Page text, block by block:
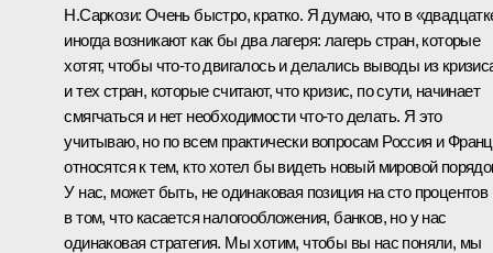
Н.Саркози: Очень быстро, кратко. Я думаю, что в
иногда возникают как бы два лагеря: лагерь стран, которые
хотят, чтобы что‑то двигалось и делались выводы из
и тех стран, которые считают, что кризис, по сути, начинает
смягчаться и нет необходимости что‑то делать. Я это
учитываю, но по всем практически вопросам Россия и
относятся к тем, кто хотел бы видеть новый мировой
У нас, может быть, не одинаковая позиция на сто процентов
в том, что касается налогообложения, банков, но у нас
одинаковая стратегия. Мы хотим, чтобы вы нас поняли, мы